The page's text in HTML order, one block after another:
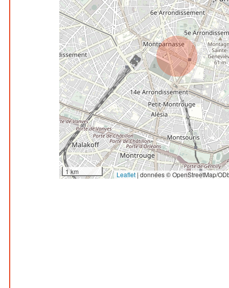
1 km Leaflet | données © OpenStreetMap/